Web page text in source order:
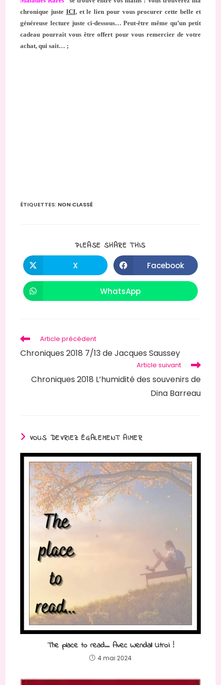
chronique juste ICI, et le lien pour vous procurer cette belle et
généreuse lecture juste ci-dessous… Peut-être même qu’un petit
cadeau pourrait vous être offert pour vous remercier de votre
achat, qui sait… ;
ÉTIQUETTES: NON CLASSÉ
PLEASE SHARE THISPARTAGER
Ouvrir
dans
une
X Ouvrir
dans
une
Facebook
Ouvrir
dans
WhatsApp
Read
more
articles
Article précédent
Chroniques 2018 7/13 de Jacques Saussey
Article suivant
Chroniques 2018 L’humidité des souvenirs de
Dina Barreau
VOUS DEVRIEZ ÉGALEMENT AIMER
The place to read… Avec Wendall Utroi !
4 mai 2024